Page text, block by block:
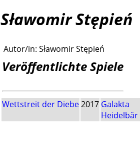
Sławomir Stępień
Autor/in: Sławomir Stępień
Veröffentlichte Spiele
Wettstreit der Diebe2017 Galakta
Heidelbär